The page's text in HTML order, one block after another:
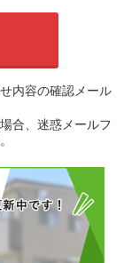
内容の確認メール
合、迷惑メールフ